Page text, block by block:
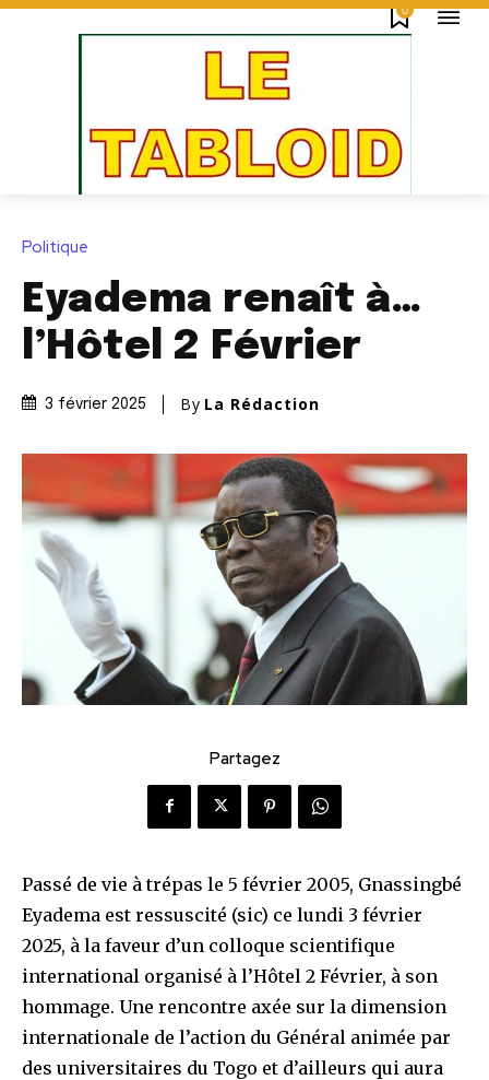
0
Politique
Eyadema renaît à…
l’Hôtel 2 Février
3 février 2025 By La Rédaction
Partagez
Passé de vie à trépas le 5 février 2005, Gnassingbé
Eyadema est ressuscité (sic) ce lundi 3 février
2025, à la faveur d’un colloque scientifique
international organisé à l’Hôtel 2 Février, à son
hommage. Une rencontre axée sur la dimension
internationale de l’action du Général animée par
des universitaires du Togo et d’ailleurs qui aura